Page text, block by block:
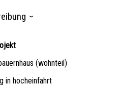
›
(wohnteil)
in hocheinfahrt